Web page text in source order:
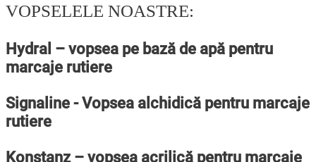
VOPSELELE NOASTRE:
Hydral – vopsea pe bază de apă pentru
marcaje rutiere
Signaline - Vopsea alchidică pentru marcaje
rutiere
Konstanz – vopsea acrilică pentru marcaje